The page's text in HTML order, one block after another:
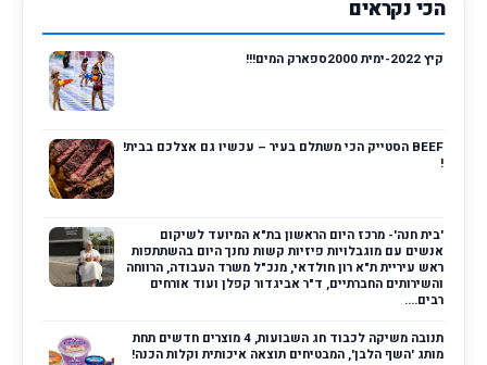
הכי נקראים
קיץ 2022-ימית 2000ספארק המים!!!
BEEF הסטייק הכי משתלם בעיר – עכשיו גם אצלכם בבית!
!
'בית חנה'- מרכז היום הראשון בת"א המיועד לשיקום
אנשים עם מוגבלויות פיזיות קשות נחנך היום בהשתתפות
ראש עיריית ת"א רון חולדאי, מנכ"ל משרד העבודה, הרווחה
והשירותים החברתיים, ד"ר אביגדור קפלן ועוד אורחים
רבים....
תנובה משיקה לכבוד חג השבועות, 4 מוצרים חדשים תחת
מותג 'השף הלבן', המבטיחים תוצאה איכותית וקלות הכנה!